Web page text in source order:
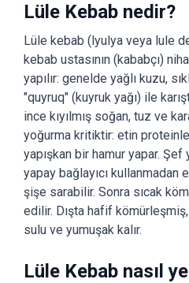
Lüle Kebab nedir?
Lüle kebab (lyulya veya lule
kebab ustasının (kababçı)
yapılır: genelde yağlı kuzu,
"quyruq" (kuyruk yağı) ile
ince kıyılmış soğan, tuz ve
yoğurma kritiktir: etin
yapışkan bir hamur yapar.
yapay bağlayıcı kullanmadan
şişe sarabilir. Sonra sıcak
edilir. Dışta hafif
sulu ve yumuşak kalır.
Lüle Kebab nasıl